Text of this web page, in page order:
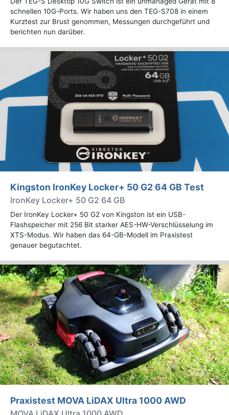
schnellen 10G-Ports. Wir haben uns den TEG-S708 in einem
Kurztest zur Brust genommen, Messungen durchgeführt und
berichten nun darüber.
Kingston IronKey Locker+ 50 G2 64 GB Test
IronKey Locker+ 50 G2 64 GB
Der IronKey Locker+ 50 G2 von Kingston ist ein USB-
Flashspeicher mit 256 Bit starker AES-HW-Verschlüsselung im
XTS-Modus. Wir haben das 64-GB-Modell im Praxistest
genauer begutachtet.
Praxistest MOVA LiDAX Ultra 1000 AWD